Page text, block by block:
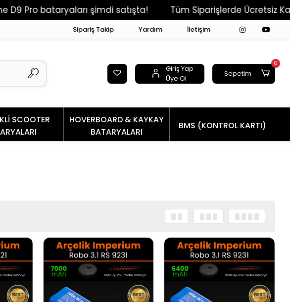
şimdi satışta! Tüm Siparişlerde Ücretsiz Kargo +
Sipariş Takip Yardım İletişim
Giriş Yap
Üye Ol
Sepetim
0
SCOOTER
HOVERBOARD & KAYKAY
BATARYALARI
BMS (KONTROL KARTI)